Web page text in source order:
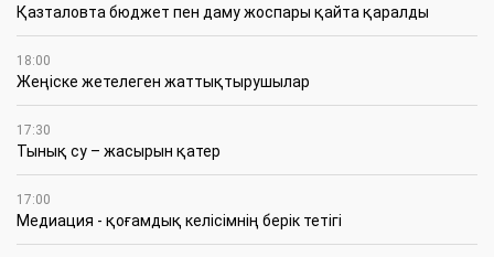
Қазталовта бюджет пен даму жоспары қайта қаралды
18:00
Жеңіске жетелеген жаттықтырушылар
17:30
Тынық су – жасырын қатер
17:00
Медиация - қоғамдық келісімнің берік тетігі